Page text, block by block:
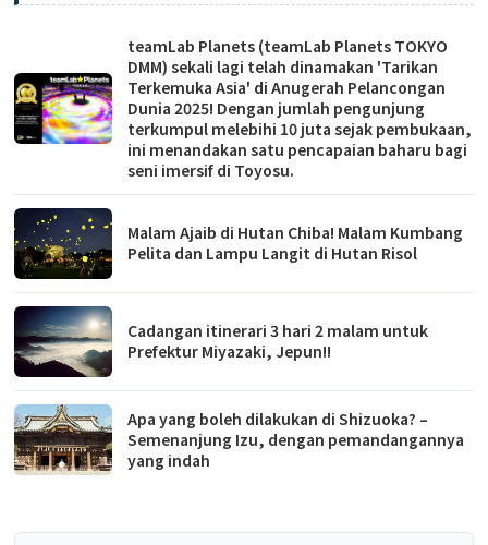
teamLab Planets (teamLab Planets TOKYO
DMM) sekali lagi telah dinamakan 'Tarikan
Terkemuka Asia' di Anugerah Pelancongan
Dunia 2025! Dengan jumlah pengunjung
terkumpul melebihi 10 juta sejak pembukaan,
ini menandakan satu pencapaian baharu bagi
seni imersif di Toyosu.
Malam Ajaib di Hutan Chiba! Malam Kumbang
Pelita dan Lampu Langit di Hutan Risol
Cadangan itinerari 3 hari 2 malam untuk
Prefektur Miyazaki, Jepun!!
Apa yang boleh dilakukan di Shizuoka? –
Semenanjung Izu, dengan pemandangannya
yang indah